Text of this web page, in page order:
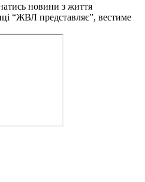
новини з життя
“ЖВЛ представляє”, вестиме